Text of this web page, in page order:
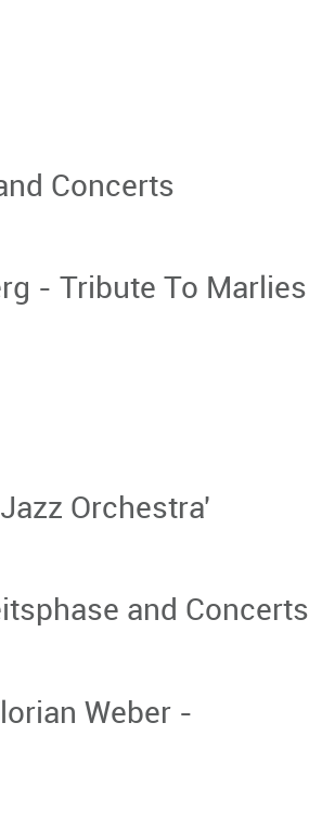
Concerts
- Tribute To Marlies
Orchestra'
and Concerts
Weber -